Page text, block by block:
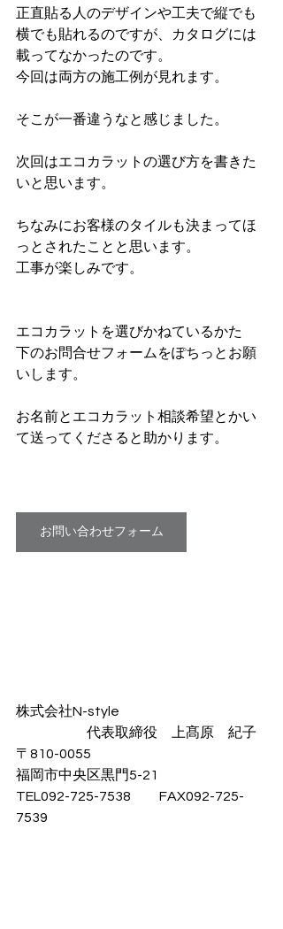
正直貼る人のデザインや工夫で縦でも
横でも貼れるのですが、カタログには
載ってなかったのです。
今回は両方の施工例が見れます。
そこが一番違うなと感じました。
次回はエコカラットの選び方を書きた
いと思います。
ちなみにお客様のタイルも決まってほ
っとされたことと思います。
工事が楽しみです。
エコカラットを選びかねているかた
下のお問合せフォームをぽちっとお願
いします。
お名前とエコカラット相談希望とかい
て送ってくださると助かります。
お問い合わせフォーム
株式会社N-style
代表取締役　上髙原　紀子
〒810-0055
福岡市中央区黒門5-21
TEL092-725-7538　　FAX092-725-
7539